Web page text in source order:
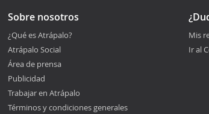
Sobre nosotros
¿Qué es Atrápalo?
Atrápalo Social
Área de prensa
Publicidad
Trabajar en Atrápalo
Términos y condiciones generales
Mis
Ir al